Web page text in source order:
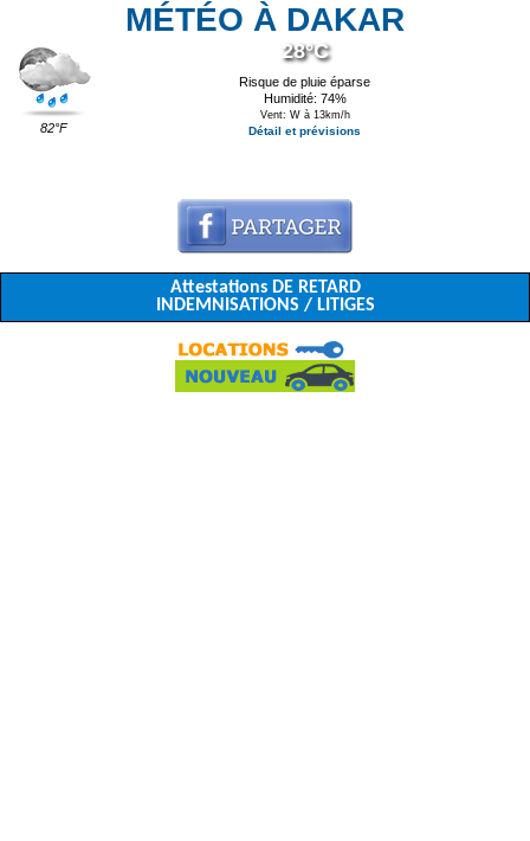
MÉTÉO À DAKAR
82°F
28°C
Risque de pluie éparse
Humidité: 74%
Vent: W à 13km/h
Détail et prévisions
Attestations DE RETARD
INDEMNISATIONS / LITIGES